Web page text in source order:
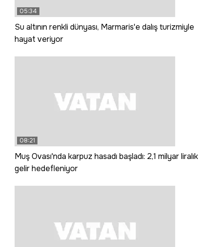
05:34
Su altının renkli dünyası, Marmaris'e dalış turizmiyle
hayat veriyor
08:21
Muş Ovası'nda karpuz hasadı başladı: 2,1 milyar liralık
gelir hedefleniyor